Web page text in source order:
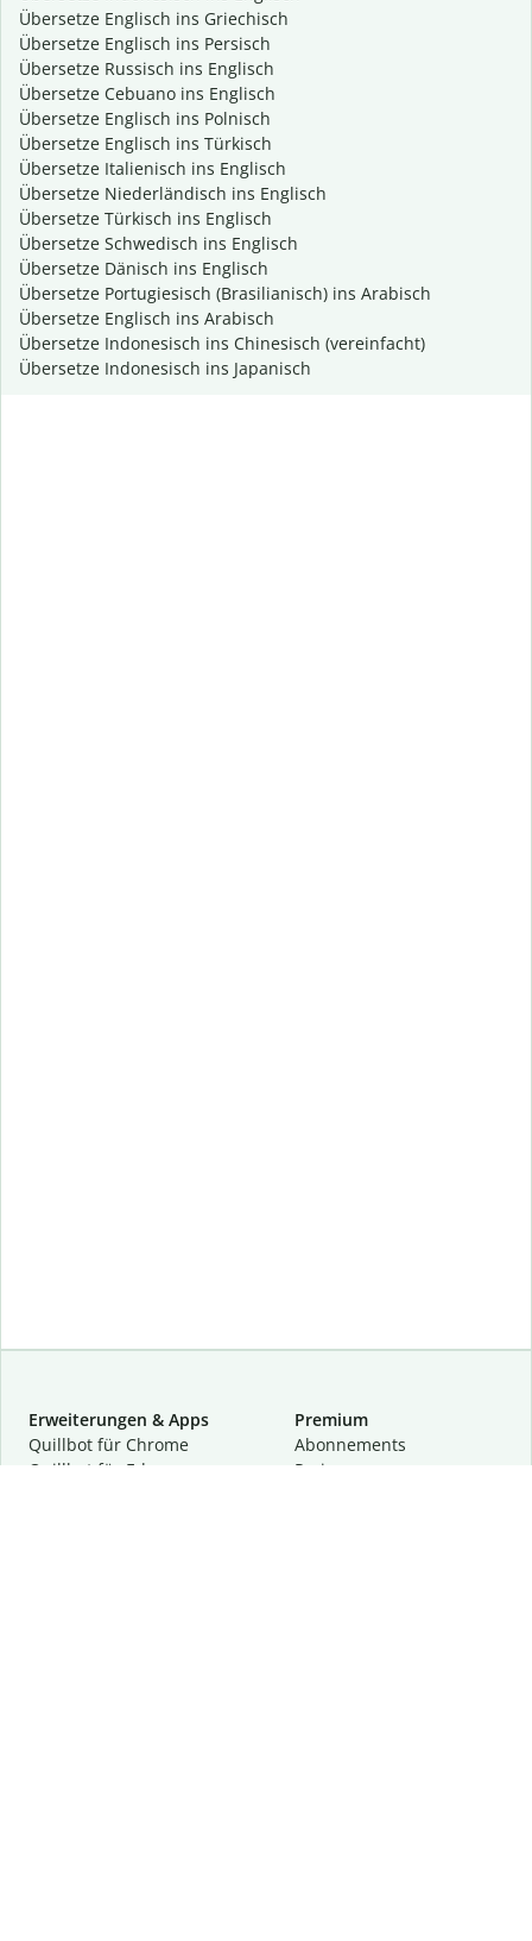
Übersetze Englisch ins Griechisch
Übersetze Englisch ins Persisch
Übersetze Russisch ins Englisch
Übersetze Cebuano ins Englisch
Übersetze Englisch ins Polnisch
Übersetze Englisch ins Türkisch
Übersetze Italienisch ins Englisch
Übersetze Niederländisch ins Englisch
Übersetze Türkisch ins Englisch
Übersetze Schwedisch ins Englisch
Übersetze Dänisch ins Englisch
Übersetze Portugiesisch (Brasilianisch) ins Arabisch
Übersetze Englisch ins Arabisch
Übersetze Indonesisch ins Chinesisch (vereinfacht)
Übersetze Indonesisch ins Japanisch
Erweiterungen & Apps
Quillbot für Chrome
Quillbot für Edge
Premium
Abon­ne­ments
Preise